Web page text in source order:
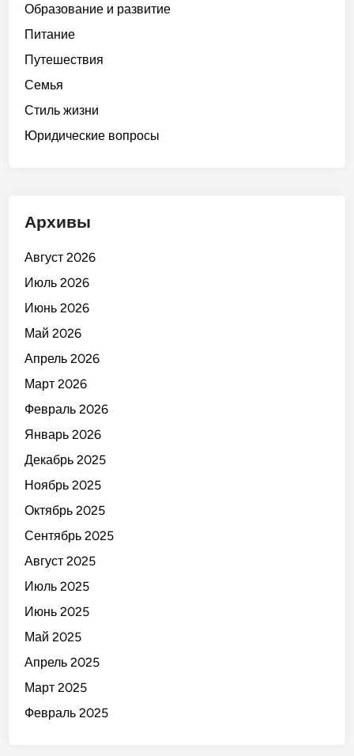
Образование и развитие
Питание
Путешествия
Семья
Стиль жизни
Юридические вопросы
Архивы
Август 2026
Июль 2026
Июнь 2026
Май 2026
Апрель 2026
Март 2026
Февраль 2026
Январь 2026
Декабрь 2025
Ноябрь 2025
Октябрь 2025
Сентябрь 2025
Август 2025
Июль 2025
Июнь 2025
Май 2025
Апрель 2025
Март 2025
Февраль 2025